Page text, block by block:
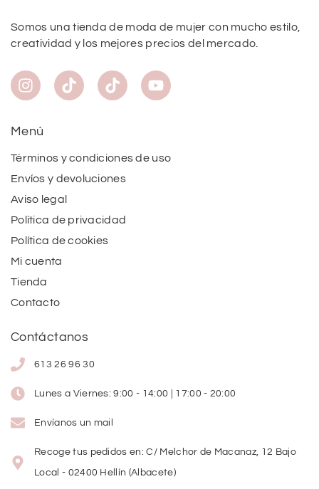
Somos una tienda de moda de mujer con mucho estilo,
creatividad y los mejores precios del mercado.
Menú
Términos y condiciones de uso
Envíos y devoluciones
Aviso legal
Política de privacidad
Política de cookies
Mi cuenta
Tienda
Contacto
Contáctanos
613 26 96 30
Lunes a Viernes: 9:00 - 14:00 | 17:00 - 20:00
Envíanos un mail
Recoge tus pedidos en: C/ Melchor de Macanaz, 12 Bajo
Local - 02400 Hellín (Albacete)